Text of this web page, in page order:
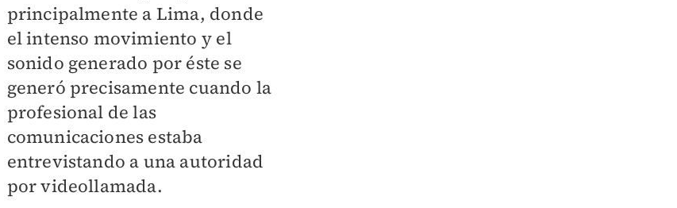
principalmente a Lima, donde
el intenso movimiento y el
sonido generado por éste se
generó precisamente cuando la
profesional de las
comunicaciones estaba
entrevistando a una autoridad
por videollamada.